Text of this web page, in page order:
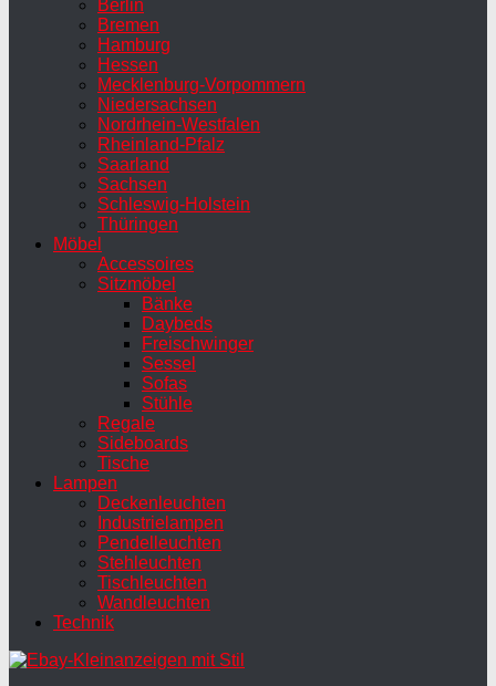
Berlin
Bremen
Hamburg
Hessen
Mecklenburg-Vorpommern
Niedersachsen
Nordrhein-Westfalen
Rheinland-Pfalz
Saarland
Sachsen
Schleswig-Holstein
Thüringen
Möbel
Accessoires
Sitzmöbel
Bänke
Daybeds
Freischwinger
Sessel
Sofas
Stühle
Regale
Sideboards
Tische
Lampen
Deckenleuchten
Industrielampen
Pendelleuchten
Stehleuchten
Tischleuchten
Wandleuchten
Technik